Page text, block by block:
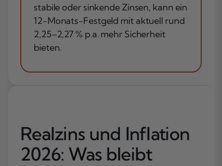
stabile oder sinkende Zinsen, kann ein
12-Monats-Festgeld mit aktuell rund
2,25–2,27 % p.a. mehr Sicherheit
bieten.
Realzins und Inflation
2026: Was bleibt